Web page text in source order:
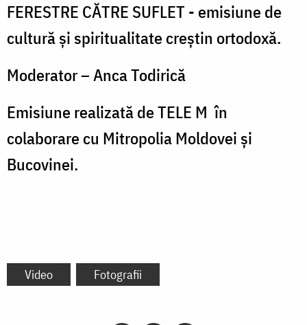
FERESTRE CĂTRE SUFLET - emisiune de
cultură şi spiritualitate creştin ortodoxă.
Moderator – Anca Todirică
Emisiune realizată de TELE M în
colaborare cu Mitropolia Moldovei şi
Bucovinei.
Video Fotografii